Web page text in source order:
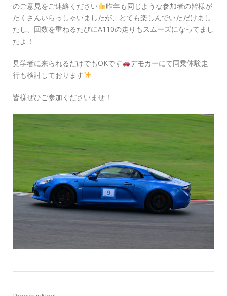
のご意見をご連絡ください
昨年も同じような参加者の皆様が
たくさんいらっしゃいましたが、とても楽しんでいただけまし
たし、回数を重ねるたびにA110の走りもスムーズになってまし
たよ！
見学者に来られるだけでもOKです
デモカーにて同乗体験走
行も検討しております
皆様ぜひご参加くださいませ！